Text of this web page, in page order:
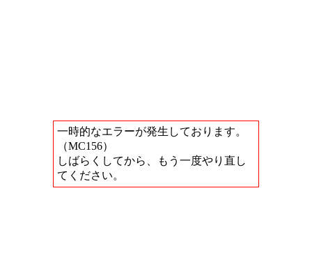
一時的なエラーが発生しております。
（MC156）
しばらくしてから、もう一度やり直し
てください。